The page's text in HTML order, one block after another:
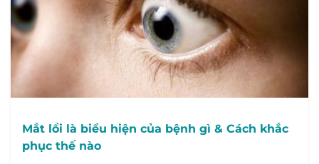
Mắt lồi là biểu hiện của bệnh gì & Cách khắc
phục thế nào